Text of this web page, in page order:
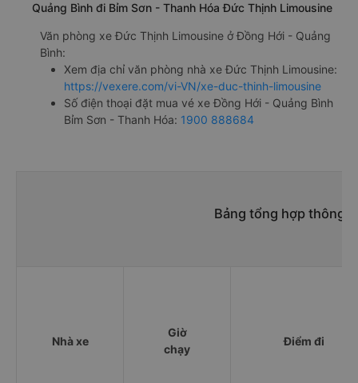
Quảng Bình đi Bỉm Sơn - Thanh Hóa Đức Thịnh Limousine
Văn phòng xe Đức Thịnh Limousine ở Đồng Hới - Quảng
Bình:
Xem địa chỉ văn phòng nhà xe Đức Thịnh Limousine:
https://vexere.com/vi-VN/xe-duc-thinh-limousine
Số điện thoại đặt mua vé xe Đồng Hới - Quảng Bình
Bỉm Sơn - Thanh Hóa: 1900 888684
Bảng tổng hợp thông
Nhà xe
Giờ
chạy
Điểm đi